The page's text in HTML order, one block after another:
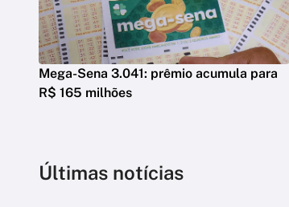
Mega-Sena 3.041: prêmio acumula para
R$ 165 milhões
Últimas notícias